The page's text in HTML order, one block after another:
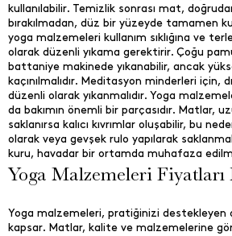
kullanılabilir. Temizlik sonrası mat,
bırakılmadan, düz bir yüzeyde tamamen
yoga malzemeleri kullanım sıklığına ve
olarak düzenli yıkama gerektirir. Çoğu
battaniye makinede yıkanabilir, ancak
kaçınılmalıdır. Meditasyon minderleri için,
düzenli olarak yıkanmalıdır. Yoga
da bakımın önemli bir parçasıdır. Matlar,
saklanırsa kalıcı kıvrımlar oluşabilir, bu
olarak veya gevşek rulo yapılarak
kuru, havadar bir ortamda muhafaza
Yoga Malzemeleri Fiyatları
Yoga malzemeleri, pratiğinizi destekleyen
kapsar. Matlar, kalite ve malzemelerine